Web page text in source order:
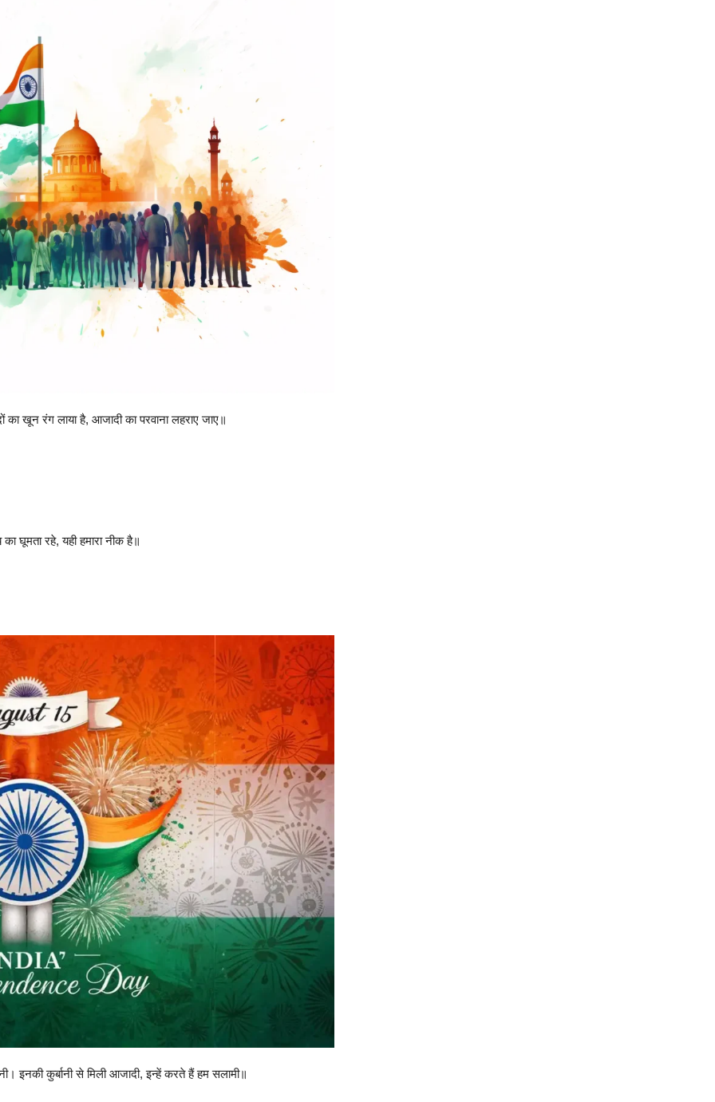
का खून रंग लाया है, आजादी का परवाना लहराए जाए॥
घूमता रहे, यही हमारा नीक है॥
इनकी कुर्बानी से मिली आजादी, इन्हें करते हैं हम सलामी॥